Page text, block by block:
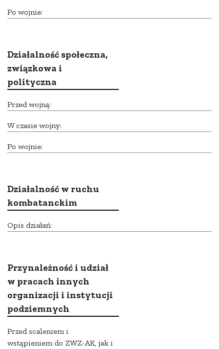
Po wojnie:
Działalność społeczna,
związkowa i
polityczna
Przed wojną:
W czasie wojny:
Po wojnie:
Działalność w ruchu
kombatanckim
Opis działań:
Przynależność i udział
w pracach innych
organizacji i instytucji
podziemnych
Przed scaleniem i
wstąpieniem do ZWZ-AK, jak i